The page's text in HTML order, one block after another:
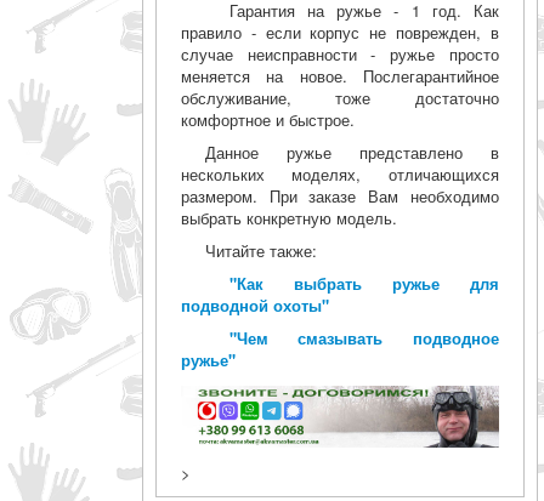
Гарантия на ружье - 1 год. Как
правило - если корпус не поврежден, в
случае неисправности - ружье просто
меняется на новое. Послегарантийное
обслуживание, тоже достаточно
комфортное и быстрое.
Данное ружье представлено в
нескольких моделях, отличающихся
размером. При заказе Вам необходимо
выбрать конкретную модель.
Читайте также:
"Как выбрать ружье для
подводной охоты"
"Чем смазывать подводное
ружье"
>